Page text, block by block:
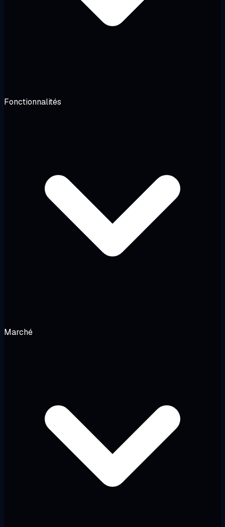
Fonctionnalités
Marché